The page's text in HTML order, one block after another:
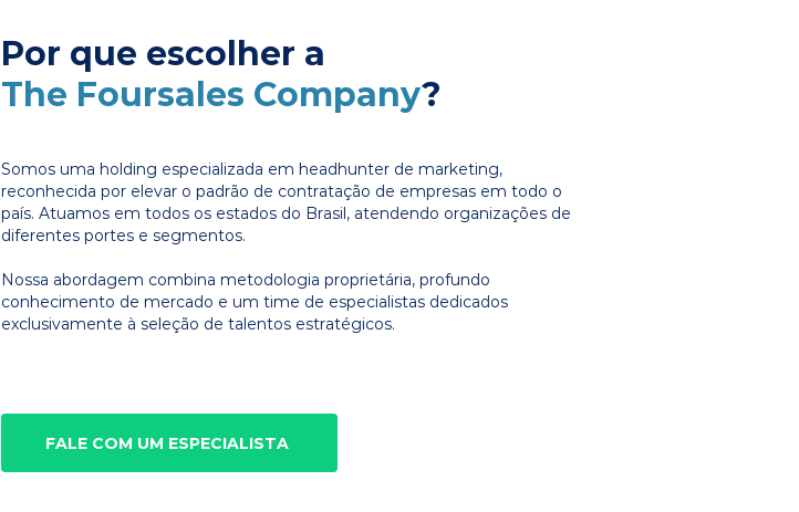
Por que escolher a
The Foursales Company?
Somos uma holding especializada em headhunter de marketing,
reconhecida por elevar o padrão de contratação de empresas em todo o
país. Atuamos em todos os estados do Brasil, atendendo organizações de
diferentes portes e segmentos.
Nossa abordagem combina metodologia proprietária, profundo
conhecimento de mercado e um time de especialistas dedicados
exclusivamente à seleção de talentos estratégicos.
FALE COM UM ESPECIALISTA